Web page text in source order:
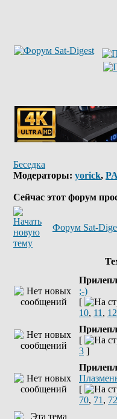
Беседка
Модераторы: yorick,
Сейчас этот форум
Форум Sat-
;-)
[
10, 11 , 12
[
3 ]
[
70, 71 , 72